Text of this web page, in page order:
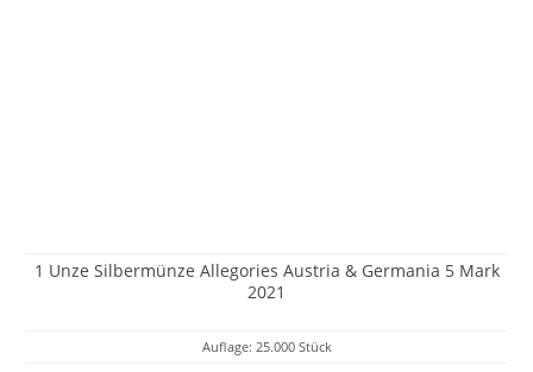
1 Unze Silbermünze Allegories Austria & Germania 5 Mark
2021
Auflage: 25.000 Stück